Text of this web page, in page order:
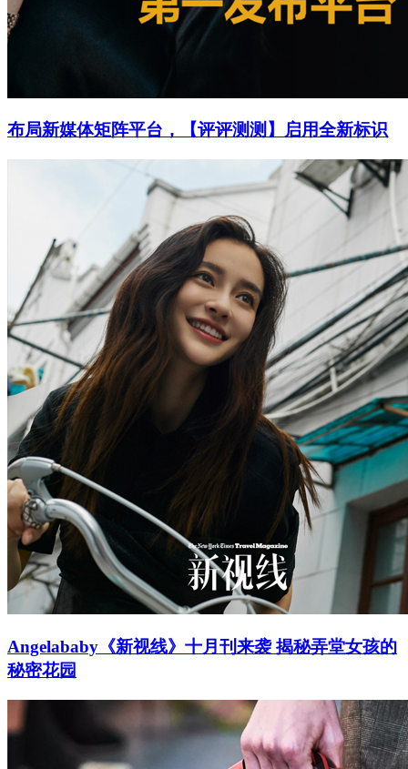
布局新媒体矩阵平台，【评评测测】启用全新标识
Angelababy《新视线》十月刊来袭 揭秘弄堂女孩的
秘密花园